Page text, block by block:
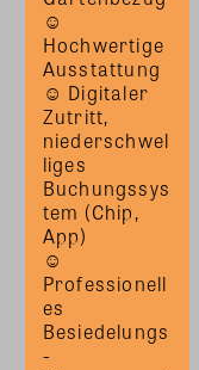
☺
Hochwertige
Ausstattung
☺ Digitaler
Zutritt,
niederschwel
liges
Buchungssys
tem (Chip,
App)
☺
Professionell
es
Besiedelungs
-